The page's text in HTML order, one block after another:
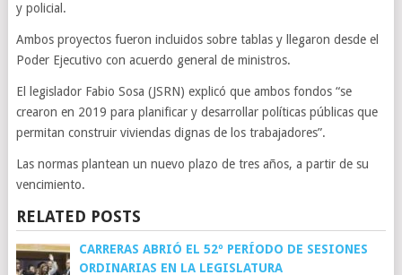
y policial.
Ambos proyectos fueron incluidos sobre tablas y llegaron desde el
Poder Ejecutivo con acuerdo general de ministros.
El legislador Fabio Sosa (JSRN) explicó que ambos fondos “se
crearon en 2019 para planificar y desarrollar políticas públicas que
permitan construir viviendas dignas de los trabajadores”.
Las normas plantean un nuevo plazo de tres años, a partir de su
vencimiento.
RELATED POSTS
CARRERAS ABRIÓ EL 52º PERÍODO DE SESIONES
ORDINARIAS EN LA LEGISLATURA